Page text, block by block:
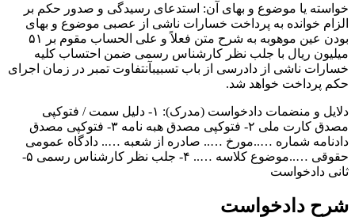
خواسته یا موضوع و بهای آن: استدعای رسیدگی و صدور حکم بر
الزام خوانده به پرداخت خسارات ناشی از عصبی موضوع و بهای
بودن عین موهوبه به شرح متن فعلاً و على الحساب مقوم بر ۵۱
میلیون ریال با جلب نظر کارشناس رسمی ضمن احتساب کلیه
خسارات ناشی از دادرسی از باب تسبیبآنتفاوت تمبر در زمان اجرای
حکم پرداخت خواهد شد.
دلایل و منضمات دادخواست (مدرک): ۱- دلیل سمت / فتوکپی
مصدق کارت ملی ۲- فتوکپی مصدق هبه نامه ۳- فتوکپی مصدق
دادنامه شماره …..مورخ ….. صادره از شعبه ….. دادگاه عمومی
حقوقی …..موضوع کلاسه ….. ۴- جلب نظر کارشناس رسمی ۵-
ثانی دادخواست
شرح دادخواست